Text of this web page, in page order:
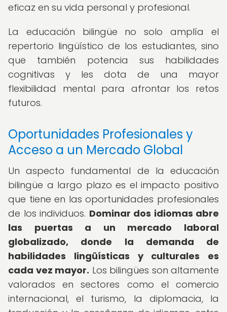
eficaz en su vida personal y profesional.
La educación bilingüe no solo amplía el
repertorio lingüístico de los estudiantes, sino
que también potencia sus habilidades
cognitivas y les dota de una mayor
flexibilidad mental para afrontar los retos
futuros.
Oportunidades Profesionales y
Acceso a un Mercado Global
Un aspecto fundamental de la educación
bilingüe a largo plazo es el impacto positivo
que tiene en las oportunidades profesionales
de los individuos. Dominar dos idiomas abre
las puertas a un mercado laboral
globalizado, donde la demanda de
habilidades lingüísticas y culturales es
cada vez mayor. Los bilingües son altamente
valorados en sectores como el comercio
internacional, el turismo, la diplomacia, la